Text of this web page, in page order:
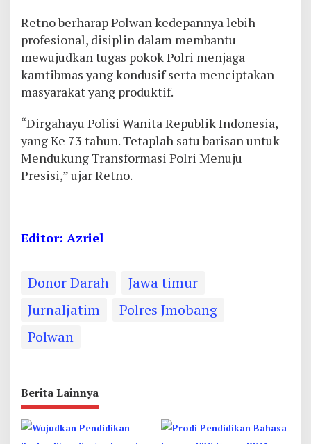
Retno berharap Polwan kedepannya lebih
profesional, disiplin dalam membantu
mewujudkan tugas pokok Polri menjaga
kamtibmas yang kondusif serta menciptakan
masyarakat yang produktif.
“Dirgahayu Polisi Wanita Republik Indonesia,
yang Ke 73 tahun. Tetaplah satu barisan untuk
Mendukung Transformasi Polri Menuju
Presisi,” ujar Retno.
Editor: Azriel
Donor Darah
Jawa timur
Jurnaljatim
Polres Jmobang
Polwan
Berita Lainnya